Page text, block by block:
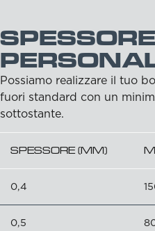
SPESSORE
Possiamo realizzare il tuo
fuori standard con un
sottostante.
SPESSORE (MM)
0,4
0,5